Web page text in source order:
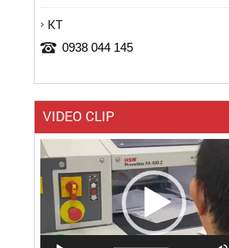
KT
0938 044 145
VIDEO CLIP
Trình
chơi
Video